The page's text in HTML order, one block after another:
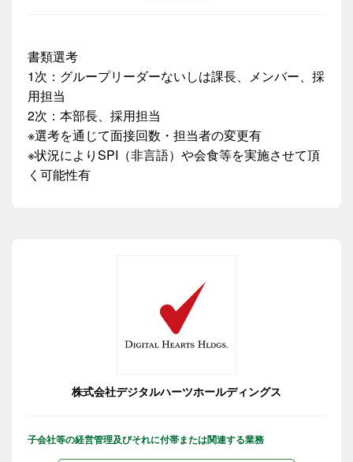
書類選考
1次：グループリーダーないしは課長、メンバー、採
用担当
2次：本部長、採用担当
※選考を通じて面接回数・担当者の変更有
※状況によりSPI（非言語）や会食等を実施させて頂
く可能性有
株式会社デジタルハーツホールディングス
子会社等の経営管理及びそれに付帯または関連する業務